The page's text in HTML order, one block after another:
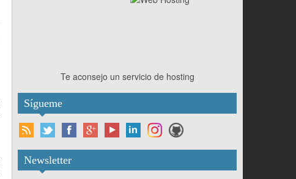
Te aconsejo un servicio de hosting
Sígueme
Newsletter